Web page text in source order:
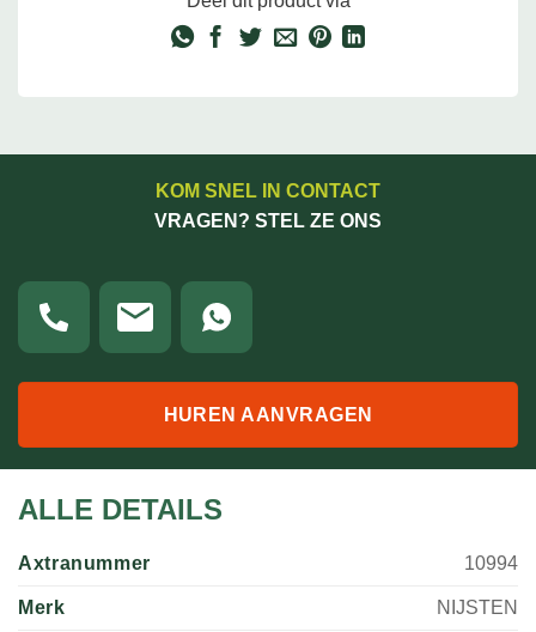
KOM SNEL IN CONTACT
VRAGEN? STEL ZE ONS
HUREN AANVRAGEN
ALLE DETAILS
Axtranummer 10994
Merk NIJSTEN